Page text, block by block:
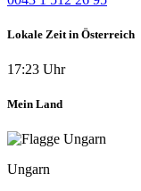
Lokale Zeit in Österreich
17:23 Uhr
Mein Land
Ungarn